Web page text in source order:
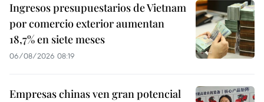
Ingresos presupuestarios de Vietnam
por comercio exterior aumentan
18,7% en siete meses
06/08/2026 08:19
Empresas chinas ven gran potencial